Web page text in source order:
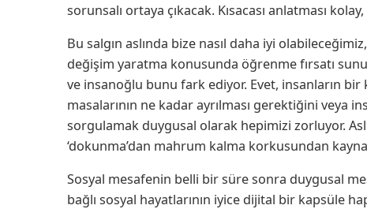
sorunsalı ortaya çıkacak. Kısacası anlatması
Bu salgın aslında bize nasıl daha iyi
değişim yaratma konusunda öğrenme fırsatı
ve insanoğlu bunu fark ediyor. Evet, insanların bir
masalarının ne kadar ayrılması gerektiğini veya
sorgulamak duygusal olarak hepimizi zorluyor.
‘dokunma’dan mahrum kalma korkusundan
Sosyal mesafenin belli bir süre sonra duygusal
bağlı sosyal hayatlarının iyice dijital bir kapsüle